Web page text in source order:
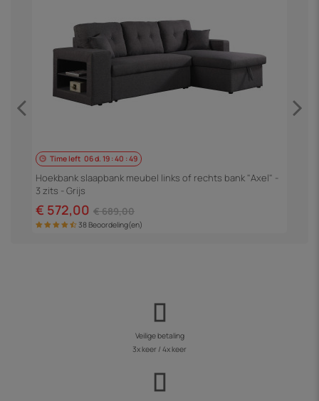
Time left 06d. 19 :40 :49
Hoekbank slaapbank meubel links of rechts bank "Axel" -
3 zits - Grijs
€ 572,00 € 689,00
38 Beoordeling(en)
Veilige betaling
3x keer / 4x keer